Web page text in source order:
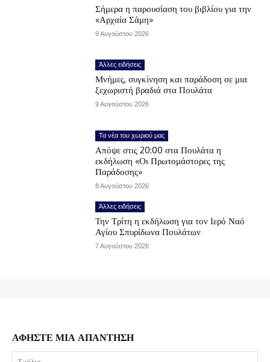
Σήμερα η παρουσίαση του βιβλίου για την
«Αρχαία Σάμη»
9 Αυγούστου 2026
Άλλες ειδήσεις
Μνήμες, συγκίνηση και παράδοση σε μια
ξεχωριστή βραδιά στα Πουλάτα
9 Αυγούστου 2026
Τα νέα του χωριού μας
Απόψε στις 20:00 στα Πουλάτα η
εκδήλωση «Οι Πρωτομάστορες της
Παράδοσης»
8 Αυγούστου 2026
Άλλες ειδήσεις
Την Τρίτη η εκδήλωση για τον Ιερό Ναό
Αγίου Σπυρίδωνα Πουλάτων
7 Αυγούστου 2026
ΑΦΗΣΤΕ ΜΙΑ ΑΠΑΝΤΗΣΗ